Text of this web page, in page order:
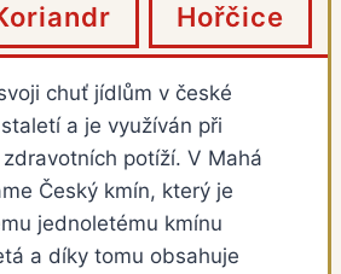
Hořčice
chuť jídlům v české
a je využíván při
potíží. V Mahá
Český kmín, který je
jednoletému kmínu
a díky tomu obsahuje